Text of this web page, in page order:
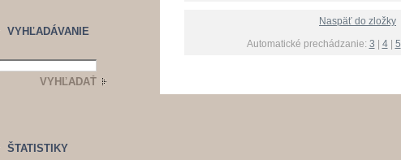
Naspäť do zložky
Automatické prechádzanie: 3 4| 5
VYHĽADÁVANIE
ŠTATISTIKY